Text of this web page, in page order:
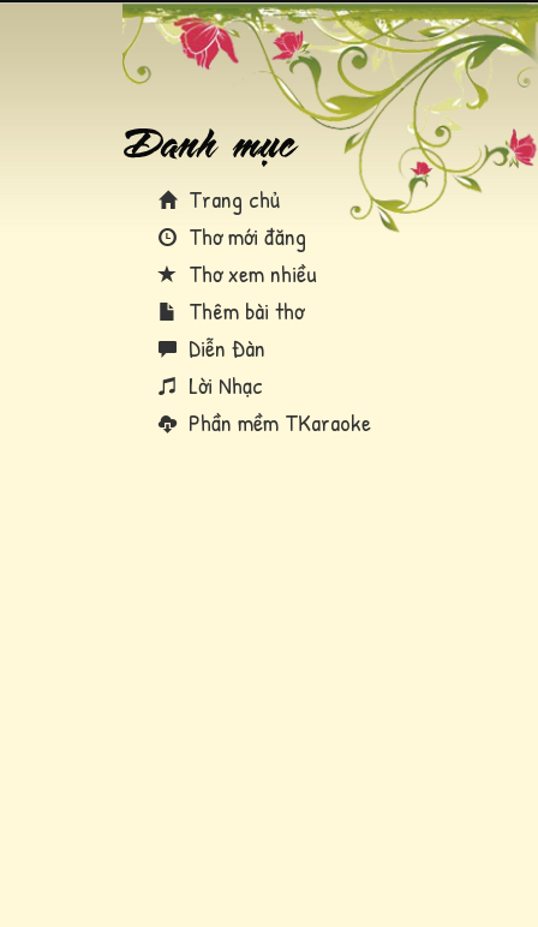
Trang chủ
Thơ mới đăng
Thơ xem nhiều
Thêm bài thơ
Diễn Đàn
Lời Nhạc
Phần mềm TKaraoke